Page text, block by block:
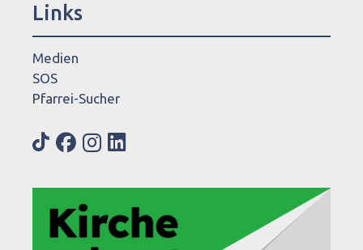
Links
Medien
SOS
Pfarrei-Sucher